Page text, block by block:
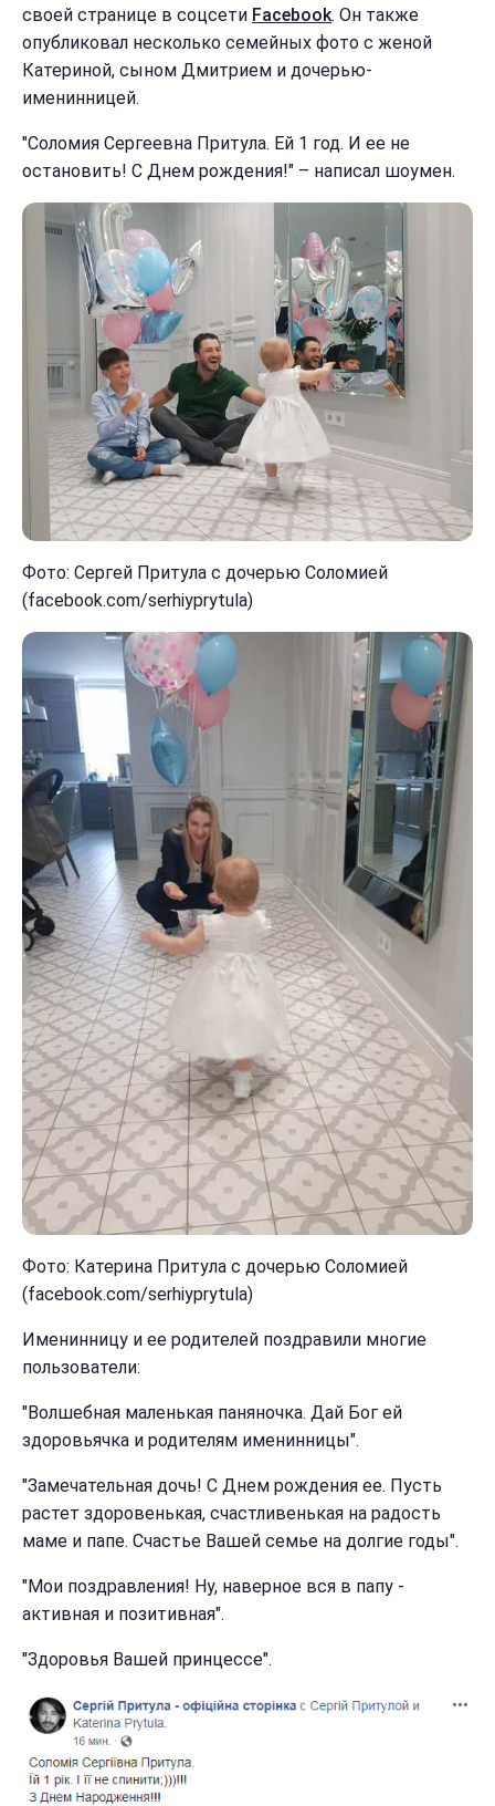
своей странице в соцсети Facebook. Он также
опубликовал несколько семейных фото с женой
Катериной, сыном Дмитрием и дочерью-
именинницей.
"Соломия Сергеевна Притула. Ей 1 год. И ее не
остановить! С Днем рождения!" – написал шоумен.
Фото: Сергей Притула с дочерью Соломией
(facebook.com/serhiyprytula)
Фото: Катерина Притула с дочерью Соломией
(facebook.com/serhiyprytula)
Именинницу и ее родителей поздравили многие
пользователи:
"Волшебная маленькая паняночка. Дай Бог ей
здоровьячка и родителям именинницы".
"Замечательная дочь! С Днем рождения ее. Пусть
растет здоровенькая, счастливенькая на радость
маме и папе. Счастье Вашей семье на долгие годы".
"Мои поздравления! Ну, наверное вся в папу -
активная и позитивная".
"Здоровья Вашей принцессе".